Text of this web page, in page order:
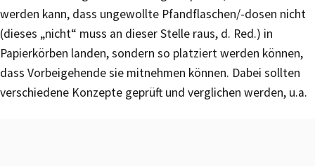
werden kann, dass ungewollte Pfandflaschen/-dosen nicht
(dieses „nicht“ muss an dieser Stelle raus, d. Red.) in
Papierkörben landen, sondern so platziert werden können,
dass Vorbeigehende sie mitnehmen können. Dabei sollten
verschiedene Konzepte geprüft und verglichen werden, u.a.